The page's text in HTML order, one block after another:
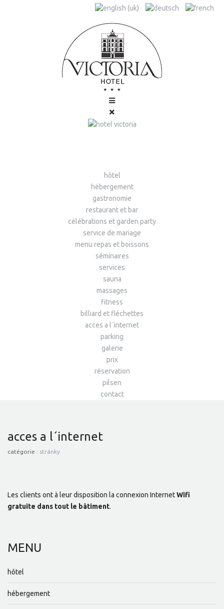
hôtel
hébergement
gastronomie
restaurant et bar
célébrations et garden party
service de mariage
menu repas et boissons
séminaires
services
sauna
massages
fitness
billiard et fléchettes
acces a l´internet
parking
galerie
prix
réservation
pilsen
contact
acces a l´internet
catégorie : stránky
Les clients ont à leur disposition la connexion InternetWifi
gratuite dans tout le bâtiment.
MENU
hôtel
hébergement